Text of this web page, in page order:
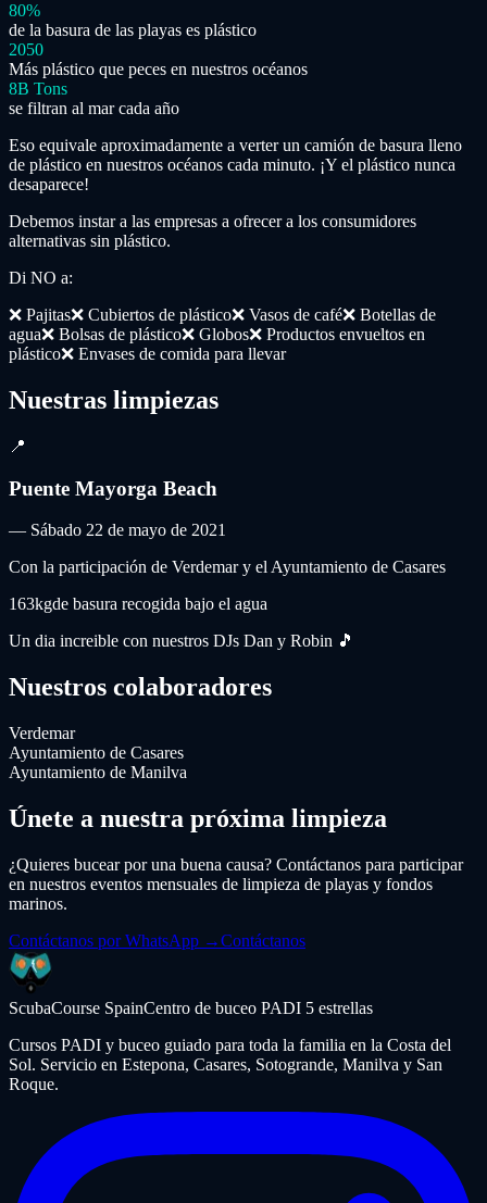
80%
de la basura de las playas es plástico
2050
Más plástico que peces en nuestros océanos
8B Tons
se filtran al mar cada año
Eso equivale aproximadamente a verter un camión de basura lleno
de plástico en nuestros océanos cada minuto. ¡Y el plástico nunca
desaparece!
Debemos instar a las empresas a ofrecer a los consumidores
alternativas sin plástico.
Di NO a:
❌ Pajitas❌ Cubiertos de plástico❌ Vasos de café❌ Botellas de
agua❌ Bolsas de plástico❌ Globos❌ Productos envueltos en
plástico❌ Envases de comida para llevar
Nuestras limpiezas
📍
Puente Mayorga Beach
— Sábado 22 de mayo de 2021
Con la participación de Verdemar y el Ayuntamiento de Casares
163kgde basura recogida bajo el agua
Un dia increible con nuestros DJs Dan y Robin 🎵
Nuestros colaboradores
Verdemar
Ayuntamiento de Casares
Ayuntamiento de Manilva
Únete a nuestra próxima limpieza
¿Quieres bucear por una buena causa? Contáctanos para participar
en nuestros eventos mensuales de limpieza de playas y fondos
marinos.
Contáctanos por WhatsApp →Contáctanos
ScubaCourse SpainCentro de buceo PADI 5 estrellas
Cursos PADI y buceo guiado para toda la familia en la Costa del
Sol. Servicio en Estepona, Casares, Sotogrande, Manilva y San
Roque.